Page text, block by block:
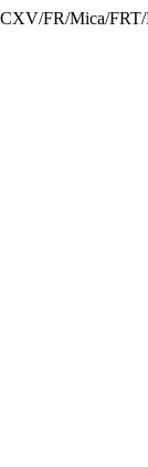
FR/Mica/